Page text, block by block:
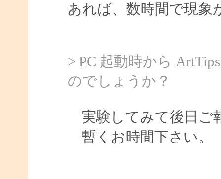
あれば、数時間で現象
> PC 起動時から
のでしょうか？
実験してみて後日ご
暫くお時間下さい。